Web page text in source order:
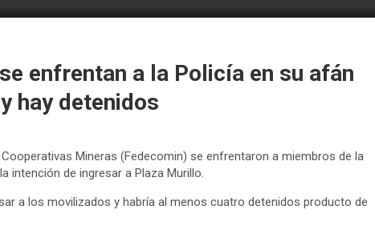
enfrentan a la Policía en su afán
hay detenidos
Mineras (Fedecomin) se enfrentaron a miembros de la
intención de ingresar a Plaza Murillo.
a los movilizados y habría al menos cuatro detenidos producto de